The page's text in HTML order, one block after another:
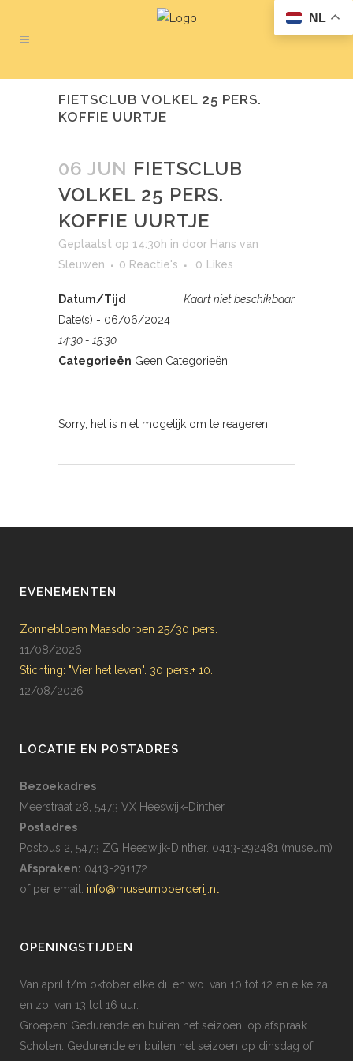
FIETSCLUB VOLKEL 25 PERS.
KOFFIE UURTJE
06 JUN FIETSCLUB
VOLKEL 25 PERS.
KOFFIE UURTJE
Geplaatst op 14:30h in door Hans van
Sleuwen
0 Reactie's 0 Likes
Kaart niet beschikbaar
Datum/Tijd
Date(s) - 06/06/2024
14:30 - 15:30
Categorieën Geen Categorieën
Sorry, het is niet mogelijk om te reageren.
EVENEMENTEN
Zonnebloem Maasdorpen 25/30 pers.
11/08/2026
Stichting: "Vier het leven". 30 pers.+ 10.
12/08/2026
LOCATIE EN POSTADRES
Bezoekadres
Meerstraat 28, 5473 VX Heeswijk-Dinther
Postadres
Postbus 2, 5473 ZG Heeswijk-Dinther. 0413-292481 (museum)
Afspraken: 0413-291172
of per email: info@museumboerderij.nl
OPENINGSTIJDEN
Van april t/m oktober elke di. en wo. van 10 tot 12 en elke za.
en zo. van 13 tot 16 uur.
Groepen: Gedurende en buiten het seizoen, op afspraak.
Scholen: Gedurende en buiten het seizoen op dinsdag of
NL